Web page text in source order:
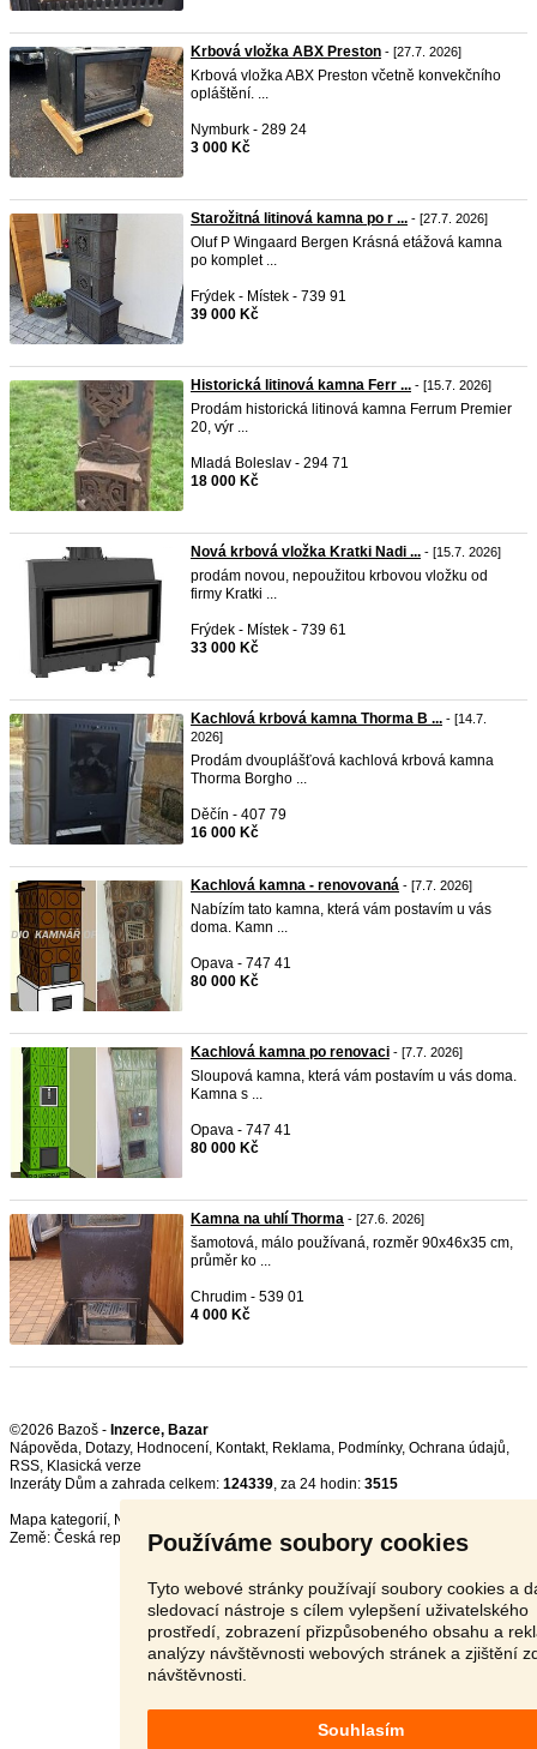
Používáme soubory cookies
Tyto webové stránky používají soubory cookies a
sledovací nástroje s cílem vylepšení uživatelského
prostředí, zobrazení přizpůsobeného obsahu a
analýzy návštěvnosti webových stránek a zjištění
návštěvnosti.
Souhlasím
Krbová vložka ABX Preston - [27.7. 2026]
Krbová vložka ABX Preston včetně konvekčního
opláštění. ...
Nymburk - 289 24
3 000 Kč
Starožitná litinová kamna po r ... - [27.7. 2026]
Oluf P Wingaard Bergen Krásná etážová kamna
po komplet ...
Frýdek - Místek - 739 91
39 000 Kč
Historická litinová kamna Ferr ... - [15.7. 2026]
Prodám historická litinová kamna Ferrum Premier
20, výr ...
Mladá Boleslav - 294 71
18 000 Kč
Nová krbová vložka Kratki Nadi ... - [15.7. 2026]
prodám novou, nepoužitou krbovou vložku od
firmy Kratki ...
Frýdek - Místek - 739 61
33 000 Kč
Kachlová krbová kamna Thorma B ... - [14.7.
2026]
Prodám dvouplášťová kachlová krbová kamna
Thorma Borgho ...
Děčín - 407 79
16 000 Kč
Kachlová kamna - renovovaná - [7.7. 2026]
Nabízím tato kamna, která vám postavím u vás
doma. Kamn ...
Opava - 747 41
80 000 Kč
Kachlová kamna po renovaci - [7.7. 2026]
Sloupová kamna, která vám postavím u vás doma.
Kamna s ...
Opava - 747 41
80 000 Kč
Kamna na uhlí Thorma - [27.6. 2026]
šamotová, málo používaná, rozměr 90x46x35 cm,
průměr ko ...
Chrudim - 539 01
4 000 Kč
©2026 Bazoš - Inzerce, Bazar
Nápověda, Dotazy, Hodnocení, Kontakt, Reklama, Podmínky, Ochrana údajů,
RSS,
Inzeráty Dům a zahrada celkem: 124339, za 24 hodin: 3515
Mapa kategorií, Nejvyhledávanější výrazy
Země: Česká republika,Slovensko,Polsko,Rakousko